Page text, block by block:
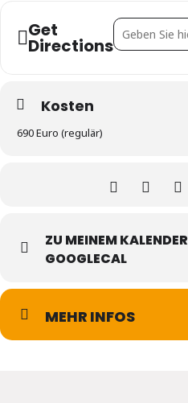
Get
Directions
Address - 25.
Kosten
690 Euro (regulär)
ZU MEINEM
GOOGLECAL
MEHR INFOS